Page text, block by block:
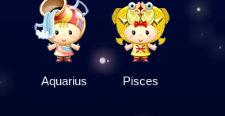
Aquarius Pisces